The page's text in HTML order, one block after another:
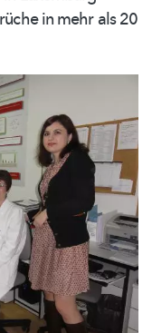
in mehr als 20